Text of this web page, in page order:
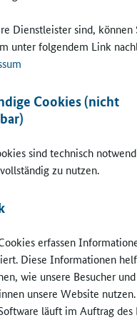
Dienstleister sind, können
unter folgendem Link
Cookies (nicht
sind technisch
zu nutzen.
erfassen
Diese Informationen
wie unsere Besucher und
unsere Website
läuft im Auftrag des
aber anders aufgebaut,
Sie ist Teil der Reihe
Allein
Jahrgang der Reihe und
Handreichung sich in
in
auch hier die
für soziale Arbeit e.V. (ISA)
dessen breiten
vor allem auch der Kinder-
Althoff, Herbert
und Birgit Schröder sind